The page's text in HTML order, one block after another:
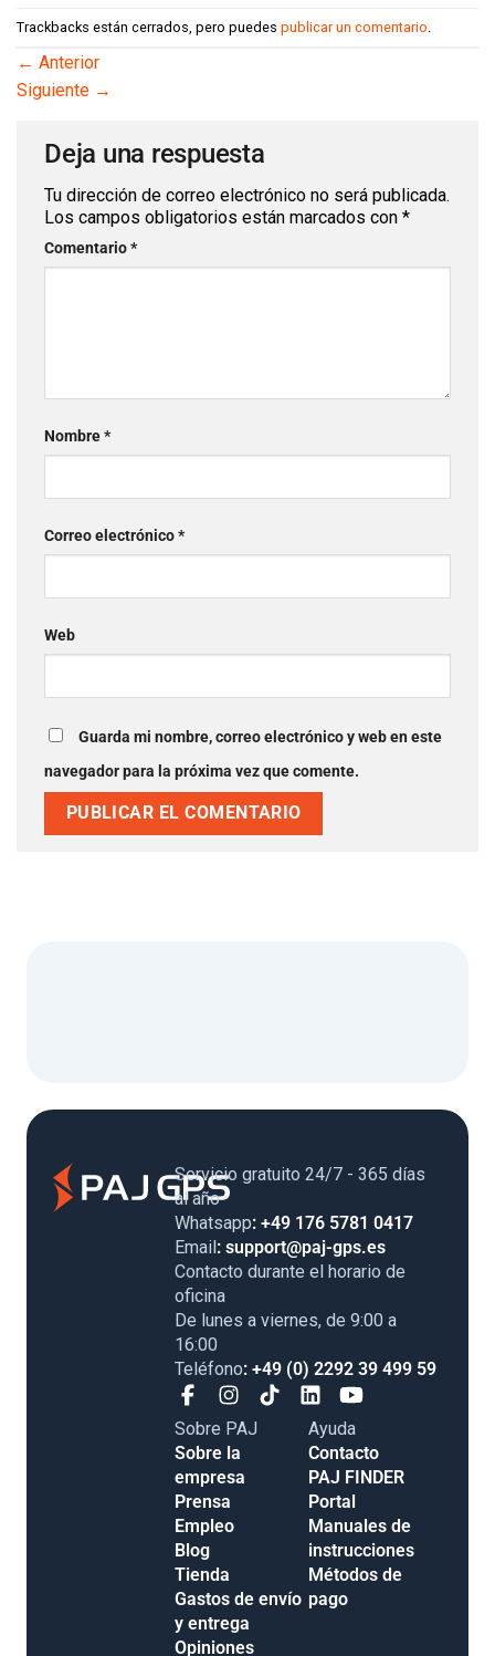
Trackbacks están cerrados, pero puedes publicar un comentario
← Anterior
Siguiente →
Deja una respuesta
Tu dirección de correo electrónico no será publicada.
Los campos obligatorios están marcados con *
Comentario*
Nombre*
Correo electrónico*
Web
Guarda mi nombre, correo electrónico y web en este
navegador para la próxima vez que comente.
Servicio gratuito 24/7 - 365 días
al año
Whatsapp: +49 176 5781 0417
Email: support@paj-gps.es
Contacto durante el horario de
oficina
De lunes a viernes, de 9:00 a
16:00
Teléfono: +49 (0) 2292 39 499 59
Sobre PAJ
Sobre la
empresa
Prensa
Empleo
Blog
Tienda
Gastos de envío
y entrega
Opiniones
Ayuda
Contacto
PAJ FINDER
Portal
Manuales de
instrucciones
Métodos de
pago